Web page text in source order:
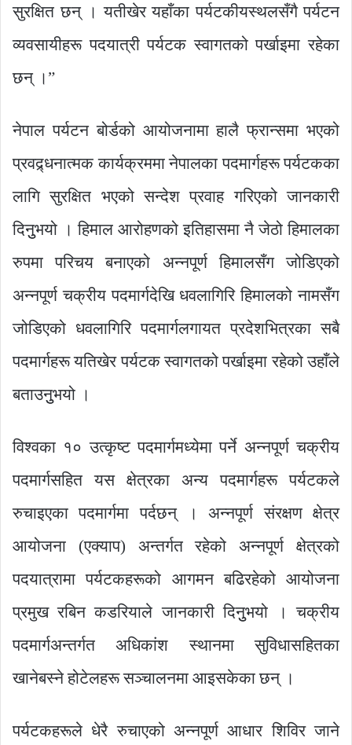
सुरक्षित छन् । यतीखेर यहाँका पर्यटकीयस्थलसँगै पर्यटन
व्यवसायीहरू पदयात्री पर्यटक स्वागतको पर्खाइमा रहेका
छन् ।”
नेपाल पर्यटन बोर्डको आयोजनामा हालै फ्रान्समा भएको
प्रवद्र्धनात्मक कार्यक्रममा नेपालका पदमार्गहरू पर्यटकका
लागि सुरक्षित भएको सन्देश प्रवाह गरिएको जानकारी
दिनुुभयो । हिमाल आरोहणको इतिहासमा नै जेठो हिमालका
रुपमा परिचय बनाएको अन्नपूर्ण हिमालसँग जोडिएको
अन्नपूर्ण चक्रीय पदमार्गदेखि धवलागिरि हिमालको नामसँग
जोडिएको धवलागिरि पदमार्गलगायत प्रदेशभित्रका सबै
पदमार्गहरू यतिखेर पर्यटक स्वागतको पर्खाइमा रहेको उहाँले
बताउनुुभयो ।
विश्वका १० उत्कृष्ट पदमार्गमध्येमा पर्ने अन्नपूर्ण चक्रीय
पदमार्गसहित यस क्षेत्रका अन्य पदमार्गहरू पर्यटकले
रुचाइएका पदमार्गमा पर्दछन् । अन्नपूर्ण संरक्षण क्षेत्र
आयोजना (एक्याप) अन्तर्गत रहेको अन्नपूर्ण क्षेत्रको
पदयात्रामा पर्यटकहरूको आगमन बढिरहेको आयोजना
प्रमुख रबिन कडरियाले जानकारी दिनुुभयो । चक्रीय
पदमार्गअन्तर्गत अधिकांश स्थानमा सुविधासहितका
खानेबस्ने होटेलहरू सञ्चालनमा आइसकेका छन् ।
पर्यटकहरूले धेरै रुचाएको अन्नपूर्ण आधार शिविर जाने